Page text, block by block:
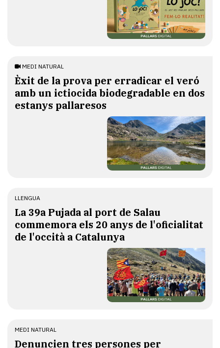
MEDI NATURAL
Èxit de la prova per erradicar el veró
amb un ictiocida biodegradable en dos
estanys pallaresos
LLENGUA
​La 39a Pujada al port de Salau
commemora els 20 anys de l'oficialitat
de l'occità a Catalunya
MEDI NATURAL
Denuncien tres persones per